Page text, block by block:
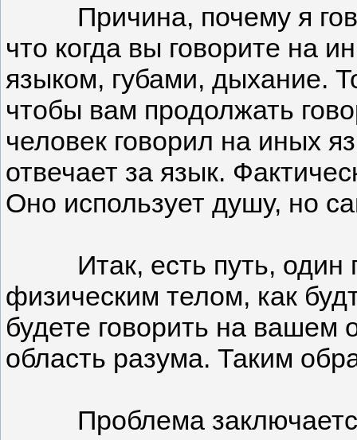
Причина, почему я
что когда вы говорите на
языком, губами, дыхание.
чтобы вам продолжать
человек говорил на иных
отвечает за язык.
Оно использует душу, но
Итак, есть путь, один
физическим телом, как
будете говорить на
область разума. Таким
Проблема заключается